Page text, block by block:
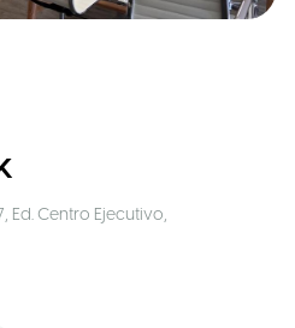
Ed. Centro Ejecutivo,